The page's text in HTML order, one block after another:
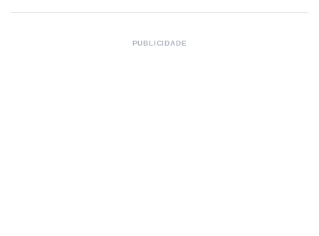
PUBLICIDADE